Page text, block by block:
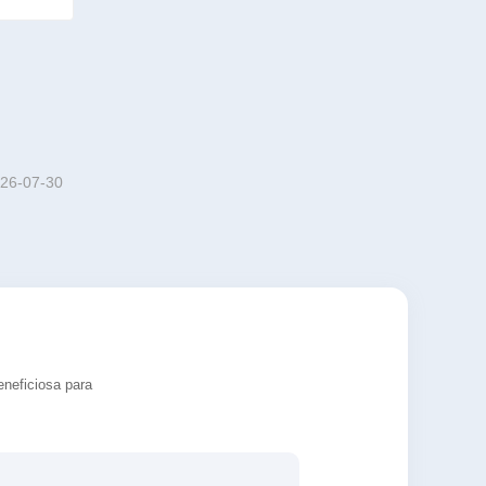
07-30
para